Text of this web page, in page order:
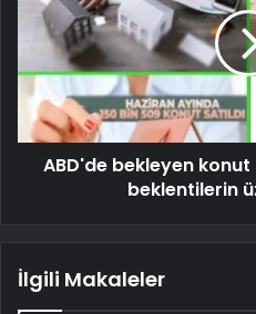
ABD'de bekleyen konut
beklentilerin
İlgili Makaleler